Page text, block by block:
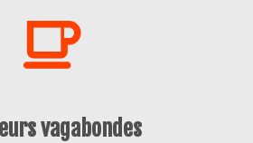
vagabondes